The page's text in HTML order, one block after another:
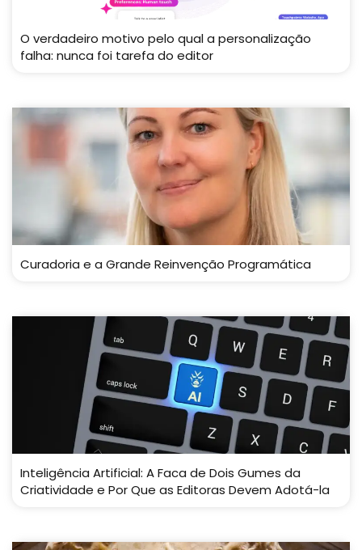
O verdadeiro motivo pelo qual a personalização
falha: nunca foi tarefa do editor
Curadoria e a Grande Reinvenção Programática
Inteligência Artificial: A Faca de Dois Gumes da
Criatividade e Por Que as Editoras Devem Adotá-la